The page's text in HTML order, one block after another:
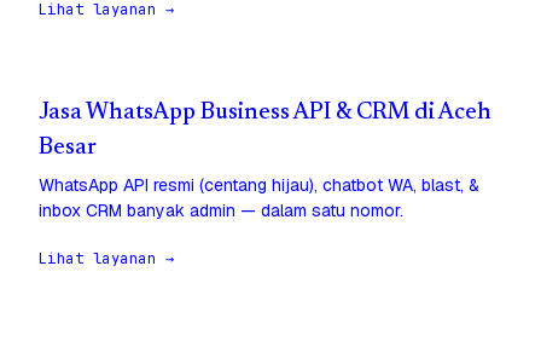
Lihat layanan →
Jasa WhatsApp Business API & CRM di Aceh
Besar
WhatsApp API resmi (centang hijau), chatbot WA, blast, &
inbox CRM banyak admin — dalam satu nomor.
Lihat layanan →